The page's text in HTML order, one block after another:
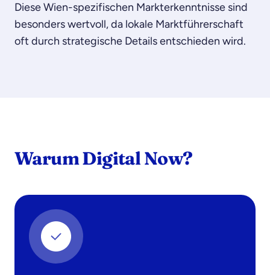
Diese Wien-spezifischen Markterkenntnisse sind
besonders wertvoll, da lokale Marktführerschaft
oft durch strategische Details entschieden wird.
Warum Digital Now?